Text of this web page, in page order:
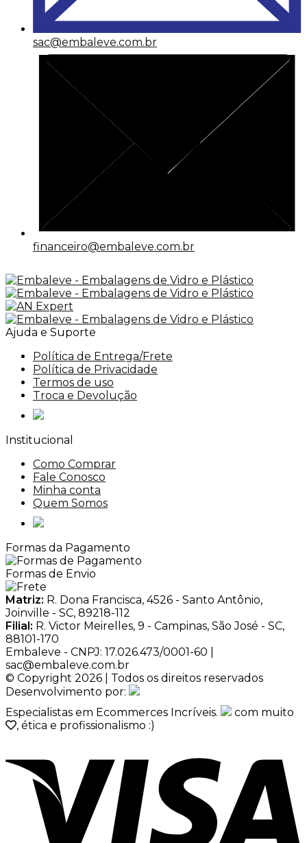
sac@embaleve.com.br
financeiro@embaleve.com.br
Ajuda e Suporte
Política de Entrega/Frete
Política de Privacidade
Termos de uso
Troca e Devolução
Institucional
Como Comprar
Fale Conosco
Minha conta
Quem Somos
Formas da Pagamento
Formas de Envio
Matriz: R. Dona Francisca, 4526 - Santo Antônio,
Joinville - SC, 89218-112
Filial: R. Victor Meirelles, 9 - Campinas, São José - SC,
88101-170
Embaleve - CNPJ: 17.026.473/0001-60 |
sac@embaleve.com.br
© Copyright 2026 | Todos os direitos reservados
Desenvolvimento por:
Especialistas em Ecommerces Incríveis.
com muito
, ética e profissionalismo :)